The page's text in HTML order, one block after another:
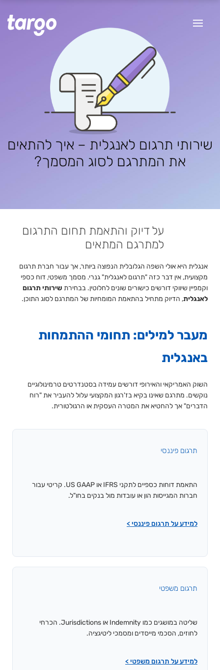
שירותי תרגום לאנגלית – איך להתאים
את המתרגם לסוג המסמך?
על דיוק והתאמת תחום התרגום
למתרגם המתאים
אנגלית היא אולי השפה הגלובלית הנפוצה ביותר, אך עבור חברת תרגום
מקצועית, אין דבר כזה "תרגום לאנגלית" גנרי. מסמך משפטי, דוח כספי
וקמפיין שיווקי דורשים כישורים שונים לחלוטין. בבחירת שירותי תרגום
לאנגלית, הדיוק מתחיל בהתאמת המומחיות של המתרגם לסוג התוכן.
מעבר למילים: תחומי ההתמחות
באנגלית
השוק האמריקאי והאירופי דורשים עמידה בסטנדרטים טרמינולוגיים
נוקשים. מתרגם שאינו בקיא בז'רגון המקצועי עלול להעביר את "רוח
הדברים" אך להחטיא את המטרה העסקית או הרגולטורית.
תרגום פיננסי
התאמת דוחות כספיים לתקני IFRS או US GAAP. קריטי עבור
חברות המגייסות הון או עובדות מול בנקים בחו"ל.
למידע על תרגום פיננסי >
תרגום משפטי
שליטה במושגים כמו Indemnity או Jurisdictions. הכרחי
לחוזים, הסכמי מייסדים ומסמכי ליטיגציה.
למידע על תרגום משפטי >